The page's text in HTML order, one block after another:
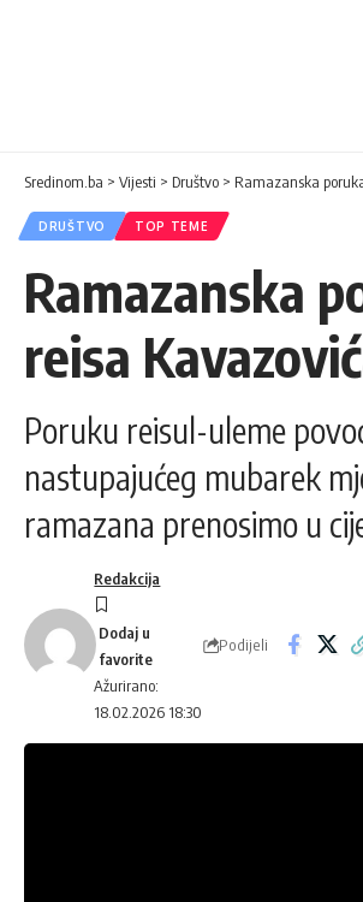
Sredinom.ba > Vijesti > Društvo > Ramazanska
DRUŠTVO TOP TEME
Ramazanska
reisa
Poruku reisul-uleme
nastupajućeg mubarek
ramazana prenosimo u
Ažurirano:
18.02.2026 18:30
Redakcija
Podijeli